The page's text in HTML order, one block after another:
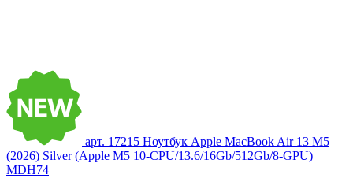
арт. 17215 Ноутбук Apple MacBook Air 13 M5
(2026) Silver (Apple M5 10-CPU/13.6/16Gb/512Gb/8-GPU)
MDH74